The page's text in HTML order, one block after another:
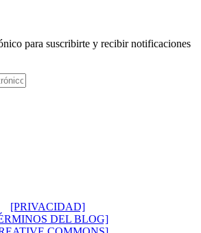
para suscribirte y recibir notificaciones
[PRIVACIDAD]
DEL BLOG]